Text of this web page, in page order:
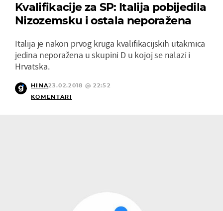
Kvalifikacije za SP: Italija pobijedila
Nizozemsku i ostala neporažena
Italija je nakon prvog kruga kvalifikacijskih utakmica
jedina neporažena u skupini D u kojoj se nalazi i
Hrvatska.
HINA23.02.2018 @ 22:52
KOMENTARI